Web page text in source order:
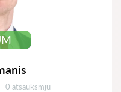
Atsauksmes:
0 atsauksmju